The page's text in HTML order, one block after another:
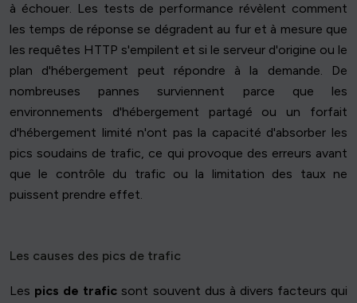
à échouer. Les tests de performance révèlent comment
les temps de réponse se dégradent au fur et à mesure que
les requêtes HTTP s'empilent et si le serveur d'origine ou le
plan d'hébergement peut répondre à la demande. De
nombreuses pannes surviennent parce que les
environnements d'hébergement partagé ou un forfait
d'hébergement limité n'ont pas la capacité d'absorber les
pics soudains de trafic, ce qui provoque des erreurs avant
que le contrôle du trafic ou la limitation des taux ne
puissent prendre effet.
Les causes des pics de trafic
Les pics de trafic sont souvent dus à divers facteurs qui